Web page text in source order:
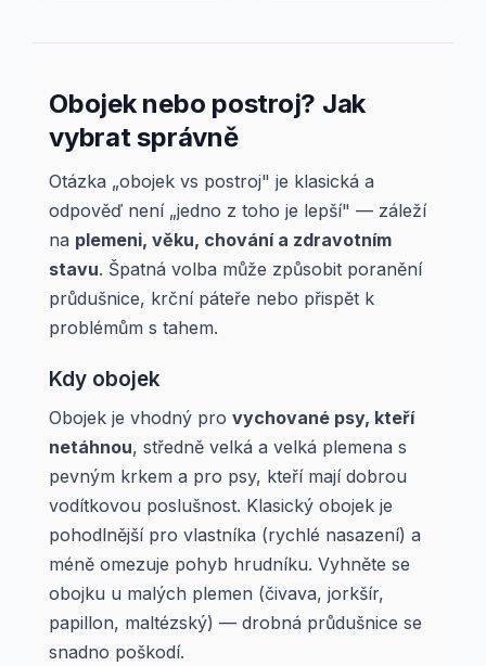
Obojek nebo postroj? Jak
vybrat správně
Otázka „obojek vs postroj" je klasická a
odpověď není „jedno z toho je lepší" — záleží
na plemeni, věku, chování a zdravotním
stavu. Špatná volba může způsobit poranění
průdušnice, krční páteře nebo přispět k
problémům s tahem.
Kdy obojek
Obojek je vhodný pro vychované psy, kteří
netáhnou, středně velká a velká plemena s
pevným krkem a pro psy, kteří mají dobrou
vodítkovou poslušnost. Klasický obojek je
pohodlnější pro vlastníka (rychlé nasazení) a
méně omezuje pohyb hrudníku. Vyhněte se
obojku u malých plemen (čivava, jorkšír,
papillon, maltézský) — drobná průdušnice se
snadno poškodí.